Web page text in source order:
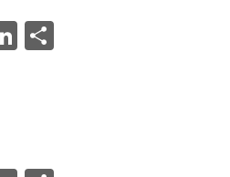
LinkedIn
Share